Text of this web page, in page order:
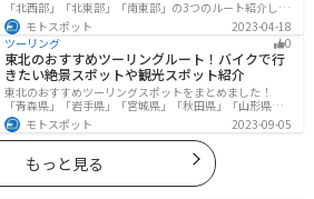
「北西部」「北東部」「南東部」の3つのルート紹介しま
す。豊かな自然と歴史的な観光スポット、山と海どちら
も堪能できるスポットが多数あります。バイクで山形県
にツーリングに行く際は参考にしてください。
モトスポット
2023-04-18
ツーリング
0
東北のおすすめツーリングルート！バイクで行
きたい絶景スポットや観光スポット紹介
東北のおすすめツーリングスポットをまとめました！
「青森県」「岩手県」「宮城県」「秋田県」「山形県」
「福島県」の各県の観光地紹介します。自然豊かな山々
や湖、温泉地が点在し、四季折々の景色を楽しめるスポ
ットが多数あります。バイクで東北にツーリングに行く
際は参考にしてください。
モトスポット 2023-09-05
もっと見る